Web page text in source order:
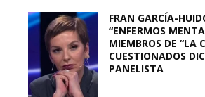
FRAN GARCÍA-
“ENFERMOS
MIEMBROS DE “LA
CUESTIONADOS
PANELISTA